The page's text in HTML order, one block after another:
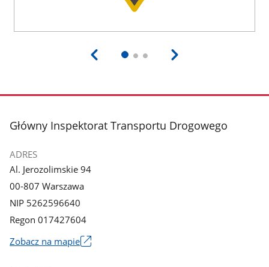
stopka
Główny Inspektorat Transportu Drogowego
ADRES
Al. Jerozolimskie 94
00-807 Warszawa
NIP 5262596640
Regon 017427604
Zobacz na mapie